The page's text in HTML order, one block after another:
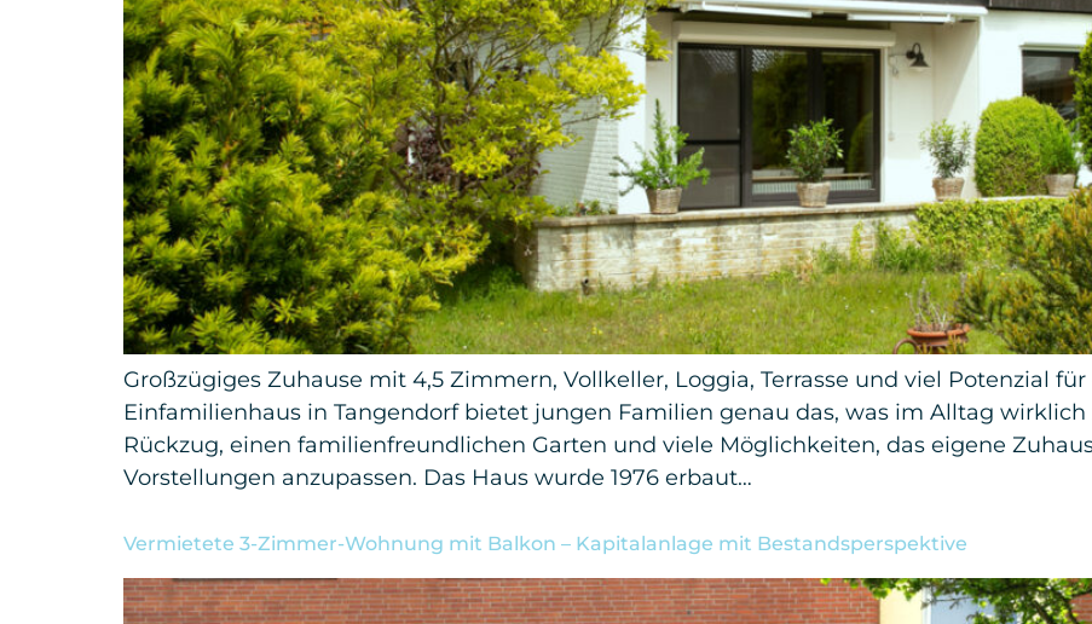
Großzügiges Zuhause mit 4,5 Zimmern, Vollkeller, Loggia, Terrasse und viel Potenzial
Einfamilienhaus in Tangendorf bietet jungen Familien genau das, was im Alltag
Rückzug, einen familienfreundlichen Garten und viele Möglichkeiten, das eigene
Vorstellungen anzupassen. Das Haus wurde 1976 erbaut…
Vermietete 3-Zimmer-Wohnung mit Balkon – Kapitalanlage mit Bestandsperspektive